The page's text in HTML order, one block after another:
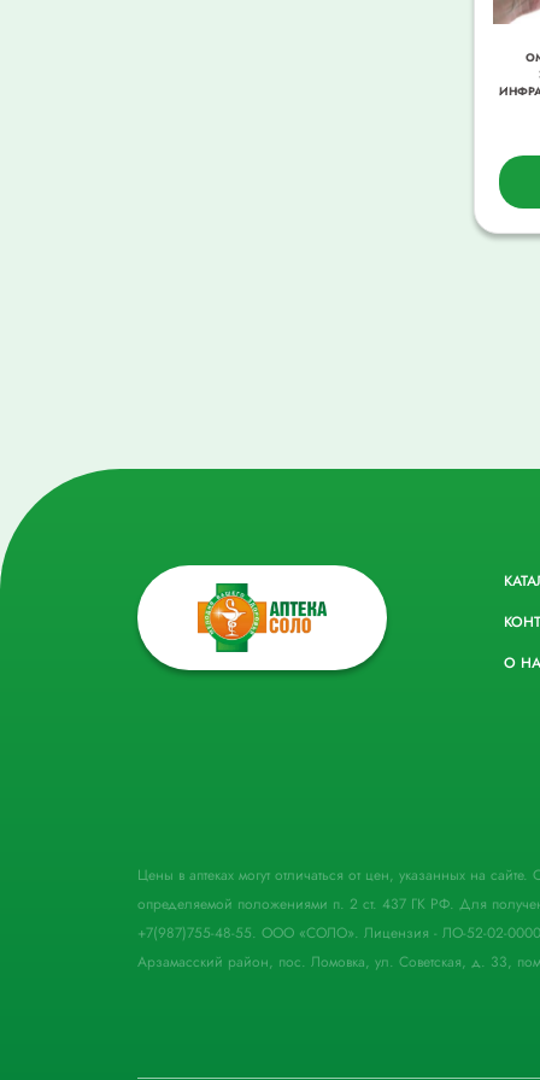
О
Цены в аптеках могут отличаться от цен, указанных на
определяемой положениями п. 2 ст. 437 ГК РФ. Для
+7(987)755-48-55. ООО «СОЛО». Лицензия - ЛО-52-02-
Арзамасский район, пос. Ломовка, ул. Советская, д. 33,